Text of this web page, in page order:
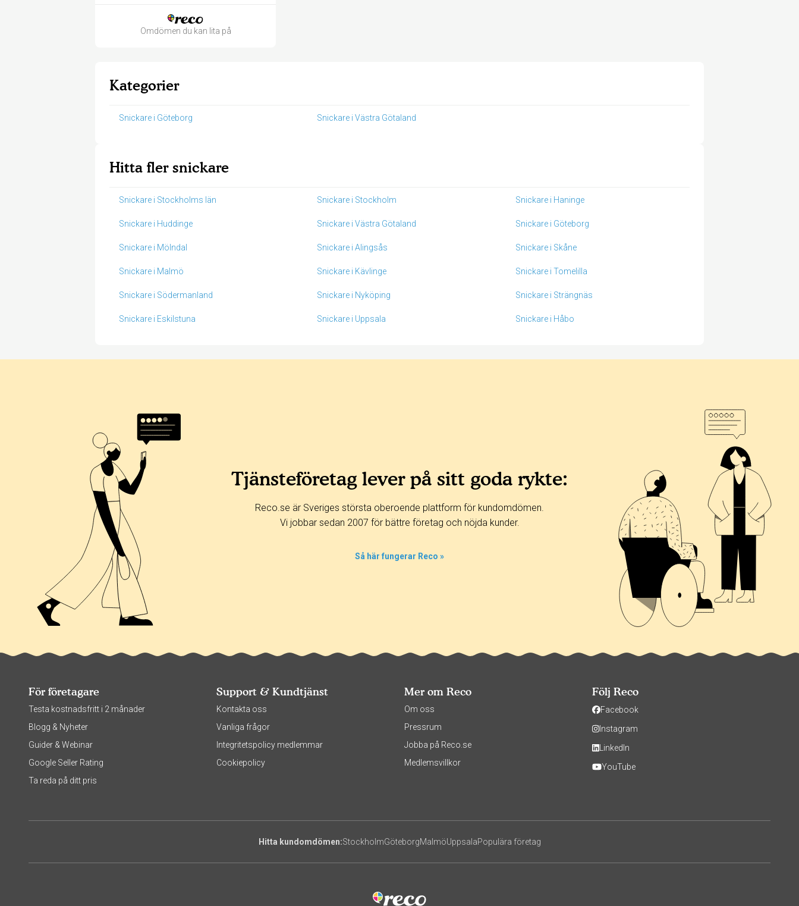
Omdömen du kan lita på
Kategorier
Snickare i Göteborg Snickare i Västra Götaland
Hitta fler snickare
Snickare i Stockholms län Snickare i Stockholm Snickare i Haninge
Snickare i Huddinge Snickare i Västra Götaland Snickare i Göteborg
Snickare i Mölndal Snickare i Alingsås Snickare i Skåne
Snickare i Malmö Snickare i Kävlinge Snickare i Tomelilla
Snickare i Södermanland Snickare i Nyköping Snickare i Strängnäs
Snickare i Eskilstuna Snickare i Uppsala Snickare i Håbo
365 dagar 90 dagar
30 dagar
Tjänsteföretag lever på sitt goda rykte:
Reco.se är Sveriges största oberoende plattform för kundomdömen.
Vi jobbar sedan 2007 för bättre företag och nöjda kunder.
Så här fungerar Reco »
För företagare
Testa kostnadsfritt i 2 månader
Blogg & Nyheter
Guider & Webinar
Google Seller Rating
Ta reda på ditt pris
Support & Kundtjänst
Kontakta oss
Vanliga frågor
Integritetspolicy medlemmar
Cookiepolicy
Mer om Reco
Om oss
Pressrum
Jobba på Reco.se
Medlemsvillkor
Följ Reco
Facebook
Instagram
LinkedIn
YouTube
Hitta kundomdömen:StockholmGöteborgMalmöUppsalaPopulära företag